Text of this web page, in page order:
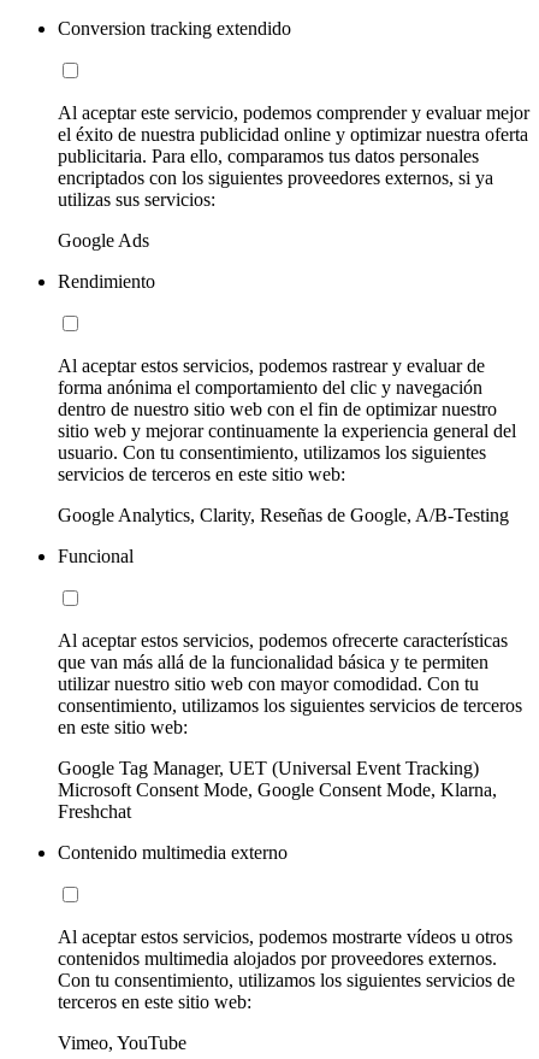
Conversion tracking extendido
Al aceptar este servicio, podemos comprender y evaluar mejor
el éxito de nuestra publicidad online y optimizar nuestra oferta
publicitaria. Para ello, comparamos tus datos personales
encriptados con los siguientes proveedores externos, si ya
utilizas sus servicios:
Google Ads
Rendimiento
Al aceptar estos servicios, podemos rastrear y evaluar de
forma anónima el comportamiento del clic y navegación
dentro de nuestro sitio web con el fin de optimizar nuestro
sitio web y mejorar continuamente la experiencia general del
usuario. Con tu consentimiento, utilizamos los siguientes
servicios de terceros en este sitio web:
Google Analytics, Clarity, Reseñas de Google, A/B-Testing
Funcional
Al aceptar estos servicios, podemos ofrecerte características
que van más allá de la funcionalidad básica y te permiten
utilizar nuestro sitio web con mayor comodidad. Con tu
consentimiento, utilizamos los siguientes servicios de terceros
en este sitio web:
Google Tag Manager, UET (Universal Event Tracking)
Microsoft Consent Mode, Google Consent Mode, Klarna,
Freshchat
Contenido multimedia externo
Al aceptar estos servicios, podemos mostrarte vídeos u otros
contenidos multimedia alojados por proveedores externos.
Con tu consentimiento, utilizamos los siguientes servicios de
terceros en este sitio web:
Vimeo, YouTube